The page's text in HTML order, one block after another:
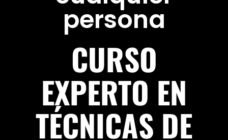
persona
CURSO
EXPERTO EN
TÉCNICAS DE